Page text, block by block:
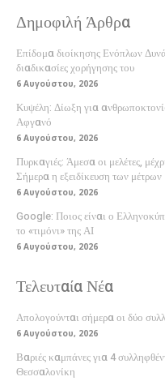
Δημοφιλή Άρθρα
Επίδομα διοίκησης Ενόπλων
διαδικασίες χορήγησης του
6 Αυγούστου, 2026
Κυψέλη: Δίωξη για
Αφγανό
6 Αυγούστου, 2026
Πυρκαγιές: Άμεσα οι μελέτες,
Σήμερα η εξειδίκευση των μέτρων
6 Αυγούστου, 2026
Google: Ποιος είναι ο
το «τιμόνι» της ΑΙ
6 Αυγούστου, 2026
Τελευταία Νέα
Απολογούνται σήμερα οι δύο
6 Αυγούστου, 2026
Βαριές καμπάνες για 4
Θεσσαλονίκη